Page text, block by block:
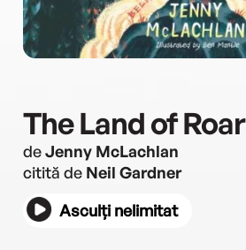
The Land of Roar
deJenny McLachlan
citită de Neil Gardner
Asculți nelimitat